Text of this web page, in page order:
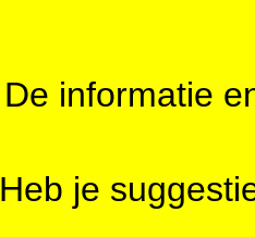
De informatie
Heb je